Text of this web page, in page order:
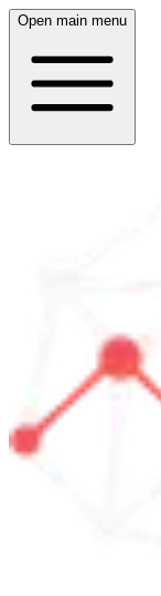
Open main menu